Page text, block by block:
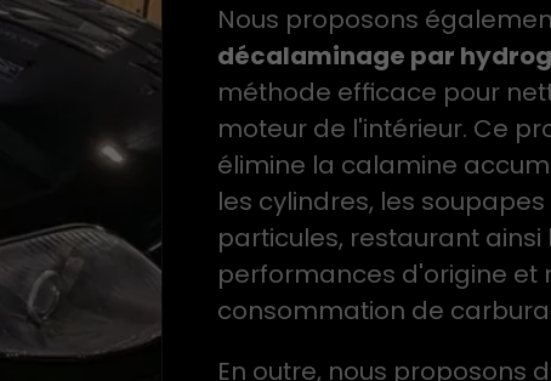
Nous proposons
décalaminage par
méthode efficace pour
moteur de l'intérieur. Ce
élimine la calamine
les cylindres, les
particules, restaurant ainsi
performances d'origine et
consommation de
En outre, nous proposons